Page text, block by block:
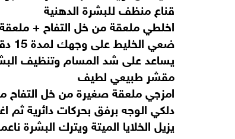
قناع منظف للبشرة الدهنية
اخلطي ملعقة من خل التفاح +
ضعي الخليط على وجهك لمدة 15 دقيقة ثم اغسليه بماء فاتر.
يساعد على شد المسام وتنظيف
مقشر طبيعي لطيف
امزجي ملعقة صغيرة من خل
دلكي الوجه برفق بحركات دائرية ثم
يزيل الخلايا الميتة ويترك البشرة